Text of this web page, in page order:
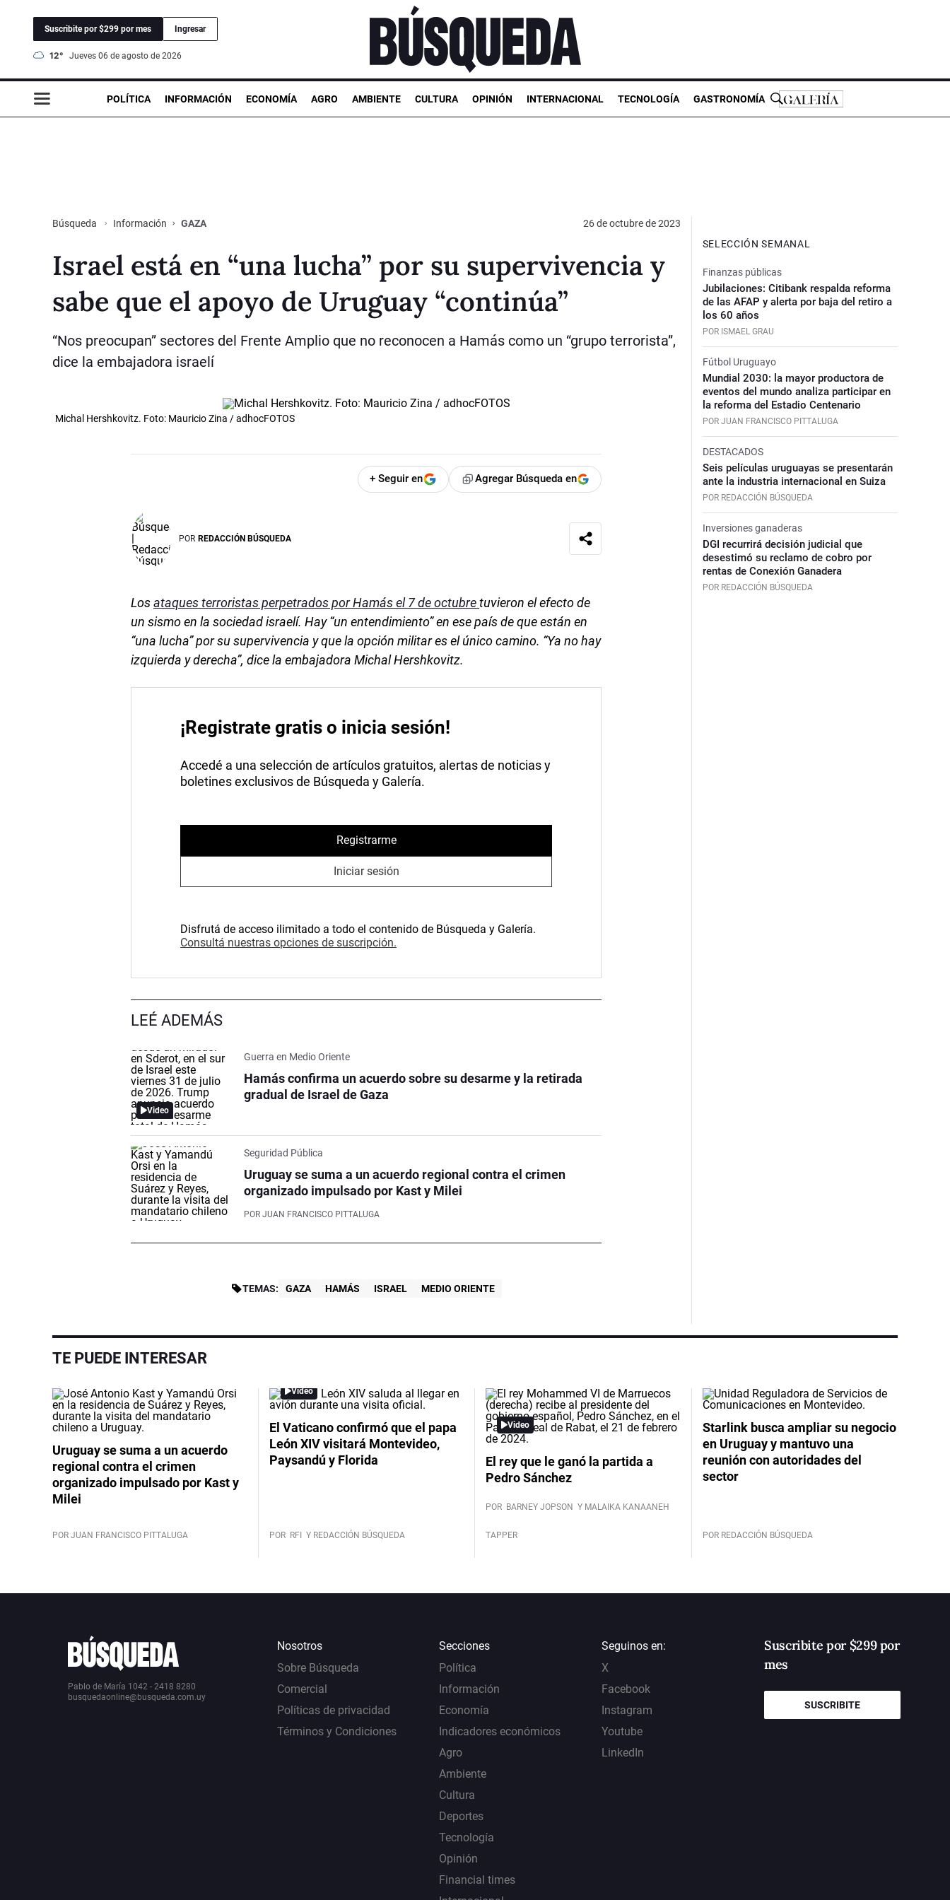
Suscribite por $299 por mes Ingresar
12° jueves 06 de agosto de 2026
POLÍTICA INFORMACIÓN ECONOMÍA AGRO AMBIENTE CULTURA OPINIÓN INTERNACIONAL TECNOLOGÍA GASTRONOMÍA
Búsqueda Información GAZA 26 de octubre de 2023
Israel está en “una lucha” por su supervivencia y
sabe que el apoyo de Uruguay “continúa”
“Nos preocupan” sectores del Frente Amplio que no reconocen a Hamás como un “grupo terrorista”,
dice la embajadora israelí
Michal Hershkovitz. Foto: Mauricio Zina / adhocFOTOS
+ Seguir en Agregar Búsqueda en
POR REDACCIÓN BÚSQUEDA
Losataques terroristas perpetrados por Hamás el 7 de octubretuvieron el efecto de
un sismo en la sociedad israelí. Hay “un entendimiento” en ese país de que están en
“una lucha” por su supervivencia y que la opción militar es el único camino. “Ya no hay
izquierda y derecha”, dice la embajadora Michal Hershkovitz.
¡Registrate gratis o inicia sesión!
Accedé a una selección de artículos gratuitos, alertas de noticias y
boletines exclusivos de Búsqueda y Galería.
Registrarme
Iniciar sesión
Disfrutá de acceso ilimitado a todo el contenido de Búsqueda y Galería.
Consultá nuestras opciones de suscripción.
LEÉ ADEMÁS
Video
Guerra en Medio Oriente
Hamás confirma un acuerdo sobre su desarme y la retirada
gradual de Israel de Gaza
Seguridad Pública
Uruguay se suma a un acuerdo regional contra el crimen
organizado impulsado por Kast y Milei
POR JUAN FRANCISCO PITTALUGA
TEMAS: GAZA HAMÁS ISRAEL MEDIO ORIENTE
SELECCIÓN SEMANAL
Finanzas públicas
Jubilaciones: Citibank respalda reforma
de las AFAP y alerta por baja del retiro a
los 60 años
POR ISMAEL GRAU
Fútbol Uruguayo
Mundial 2030: la mayor productora de
eventos del mundo analiza participar en
la reforma del Estadio Centenario
POR JUAN FRANCISCO PITTALUGA
DESTACADOS
Seis películas uruguayas se presentarán
ante la industria internacional en Suiza
POR REDACCIÓN BÚSQUEDA
Inversiones ganaderas
DGI recurrirá decisión judicial que
desestimó su reclamo de cobro por
rentas de Conexión Ganadera
POR REDACCIÓN BÚSQUEDA
TE PUEDE INTERESAR
Uruguay se suma a un acuerdo
regional contra el crimen
organizado impulsado por Kast y
Milei
POR JUAN FRANCISCO PITTALUGA
Video
El Vaticano confirmó que el papa
León XIV visitará Montevideo,
Paysandú y Florida
POR RFI Y REDACCIÓN BÚSQUEDA
Video
El rey que le ganó la partida a
Pedro Sánchez
POR BARNEY JOPSON Y MALAIKA KANAANEH
TAPPER
Starlink busca ampliar su negocio
en Uruguay y mantuvo una
reunión con autoridades del
sector
POR REDACCIÓN BÚSQUEDA
Pablo de María 1042 - 2418 8280
busquedaonline@busqueda.com.uy
Nosotros
Sobre Búsqueda
Comercial
Políticas de privacidad
Términos y Condiciones
Secciones
Política
Información
Economía
Indicadores económicos
Agro
Ambiente
Cultura
Deportes
Tecnología
Opinión
Financial times
Seguinos en:
X
Facebook
Instagram
Youtube
LinkedIn
Suscribite por $299 por
mes
SUSCRIBITE